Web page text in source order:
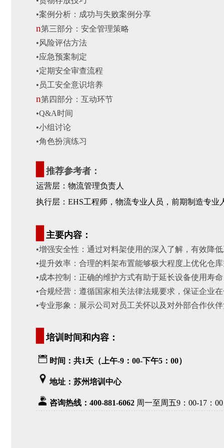
•案例分析：成功与失败案例分享
n第三部分：安全管理策略
•风险评估方法
•应急预案制定
•定期安全审查流程
• 员工安全意识培养
n第四部分：互动环节
•Q&A时间
•小组讨论
•角色扮演练习
推荐参考者：
运营层：物流管理负责人
执行层：EHS工程师， 物流专业人员 ，前期制造专业
主要内容：
•增强安全性：通过对料架使用的深入了解，有效降
•提升效率：合理的料架布置能够极大程度上优化仓
•成本控制：正确的维护方式有助于延长设备使用寿
•合规经营：遵循国家相关法律法规要求，保证企业
•专业形象：展示公司对员工关怀以及对外部合作伙
▊培训时间和内容：
时间：共1天（上午-9：00-下午5：00）
地址：苏州培训中心
咨询热线：400-881-6062 周一至周五9：00-17：00